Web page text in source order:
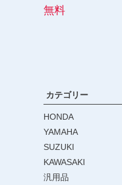
無料
カテゴリー
HONDA
YAMAHA
SUZUKI
KAWASAKI
汎用品